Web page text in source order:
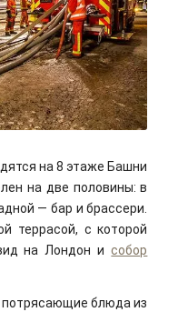
на 8 этаже Башни
на две половины: в
— бар и брассери.
террасой, с которой
на Лондон исобор
потрясающие блюда из